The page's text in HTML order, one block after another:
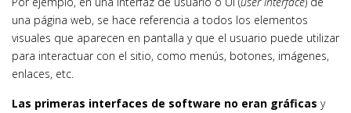
una página web, se hace referencia a todos los elementos
visuales que aparecen en pantalla y que el usuario puede utilizar
para interactuar con el sitio, como menús, botones, imágenes,
enlaces, etc.
Las primeras interfaces de software no eran gráficas y